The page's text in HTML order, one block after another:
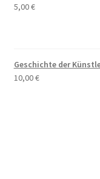
Les Milles:
Gästebuch
5,00€
Geschichte der
10,00€